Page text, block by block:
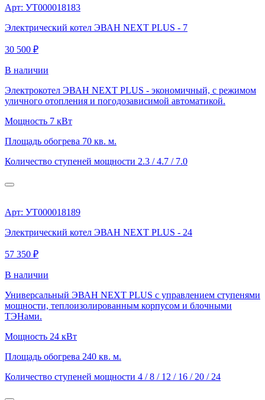
Арт: УТ000018183
Электрический котел ЭВАН NEXT PLUS - 7
30 500 ₽
В наличии
Электрокотел ЭВАН NEXT PLUS - экономичный, с режимом
уличного отопления и погодозависимой автоматикой.
Мощность 7 кВт
Площадь обогрева 70 кв. м.
Количество ступеней мощности 2.3 / 4.7 / 7.0
Арт: УТ000018189
Электрический котел ЭВАН NEXT PLUS - 24
57 350 ₽
В наличии
Универсальный ЭВАН NEXT PLUS с управлением ступенями
мощности, теплоизолированным корпусом и блочными
ТЭНами.
Мощность 24 кВт
Площадь обогрева 240 кв. м.
Количество ступеней мощности 4 / 8 / 12 / 16 / 20 / 24